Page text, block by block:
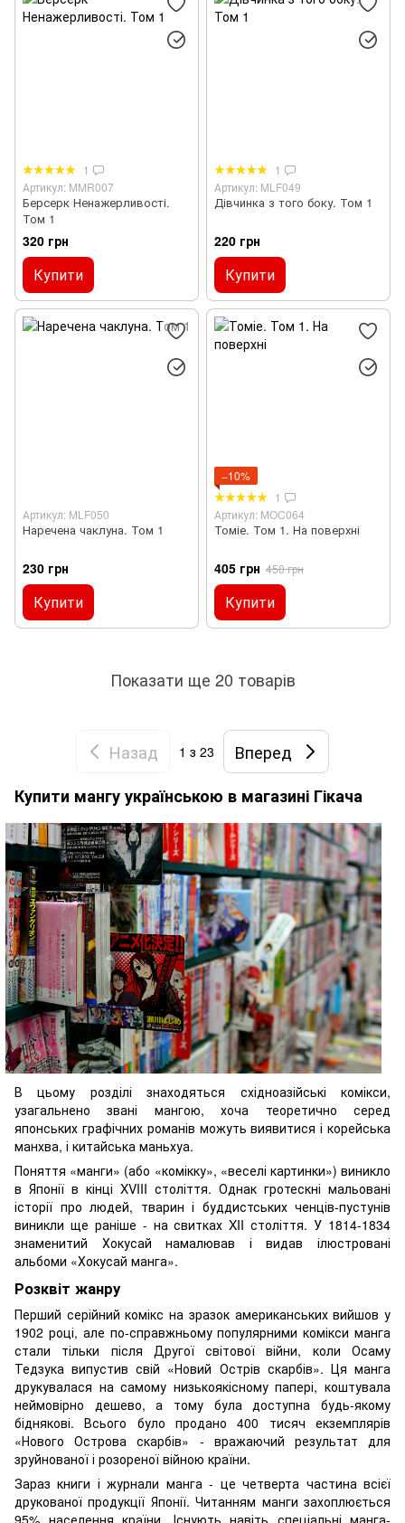
1
Артикул: MMR007
Берсерк Ненажерливості.
Том 1
320 грн
Купити
1
Артикул: MLF049
Дівчинка з того боку. Том 1
220 грн
Купити
Артикул: MLF050
Наречена чаклуна. Том 1
230 грн
Купити
−10%
1
Артикул: MOC064
Томіе. Том 1. На поверхні
405 грн 450 грн
Купити
Показати ще 20 товарів
Назад 1 з 23
Вперед
Купити мангу українською в магазині Гікача
В цьому розділі знаходяться східноазійські комікси,
узагальнено звані мангою, хоча теоретично серед
японських графічних романів можуть виявитися і корейська
манхва, і китайська маньхуа.
Поняття «манги» (або «комікку», «веселі картинки») виникло
в Японії в кінці XVIII століття. Однак гротескні мальовані
історії про людей, тварин і буддистських ченців-пустунів
виникли ще раніше - на свитках XII століття. У 1814-1834
знаменитий Хокусай намалював і видав ілюстровані
альбоми «Хокусай манга».
Розквіт жанру
Перший серійний комікс на зразок американських вийшов у
1902 році, але по-справжньому популярними комікси манга
стали тільки після Другої світової війни, коли Осаму
Тедзука випустив свій «Новий Острів скарбів». Ця манга
друкувалася на самому низькоякісному папері, коштувала
неймовірно дешево, а тому була доступна будь-якому
біднякові. Всього було продано 400 тисяч екземплярів
«Нового Острова скарбів» - вражаючий результат для
зруйнованої і розореної війною країни.
Зараз книги і журнали манга - це четверта частина всієї
друкованої продукції Японії. Читанням манги захоплюється
95% населення країни. Існують навіть спеціальні манга-